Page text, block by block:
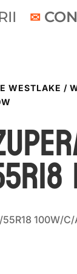
WESTLAKE /
100W/